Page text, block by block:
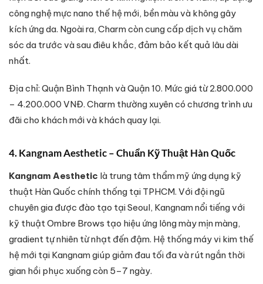
công nghệ mực nano thế hệ mới, bền màu và không gây
kích ứng da. Ngoài ra, Charm còn cung cấp dịch vụ chăm
sóc da trước và sau điêu khắc, đảm bảo kết quả lâu dài
nhất.
Địa chỉ: Quận Bình Thạnh và Quận 10. Mức giá từ 2.800.000
– 4.200.000 VNĐ. Charm thường xuyên có chương trình ưu
đãi cho khách mới và khách quay lại.
4. Kangnam Aesthetic – Chuẩn Kỹ Thuật Hàn Quốc
Kangnam Aesthetic là trung tâm thẩm mỹ ứng dụng kỹ
thuật Hàn Quốc chính thống tại TPHCM. Với đội ngũ
chuyên gia được đào tạo tại Seoul, Kangnam nổi tiếng với
kỹ thuật Ombre Brows tạo hiệu ứng lông mày mịn màng,
gradient tự nhiên từ nhạt đến đậm. Hệ thống máy vi kim thế
hệ mới tại Kangnam giúp giảm đau tối đa và rút ngắn thời
gian hồi phục xuống còn 5–7 ngày.